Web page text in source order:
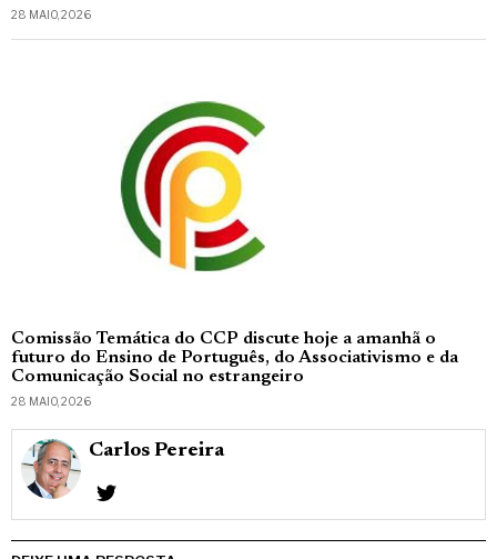
28 MAIO, 2026
Comissão Temática do CCP discute hoje a amanhã o
futuro do Ensino de Português, do Associativismo e da
Comunicação Social no estrangeiro
28 MAIO, 2026
Carlos Pereira